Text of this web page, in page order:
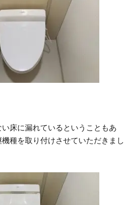
床に漏れているということもあ
種を取り付けさせていただきまし